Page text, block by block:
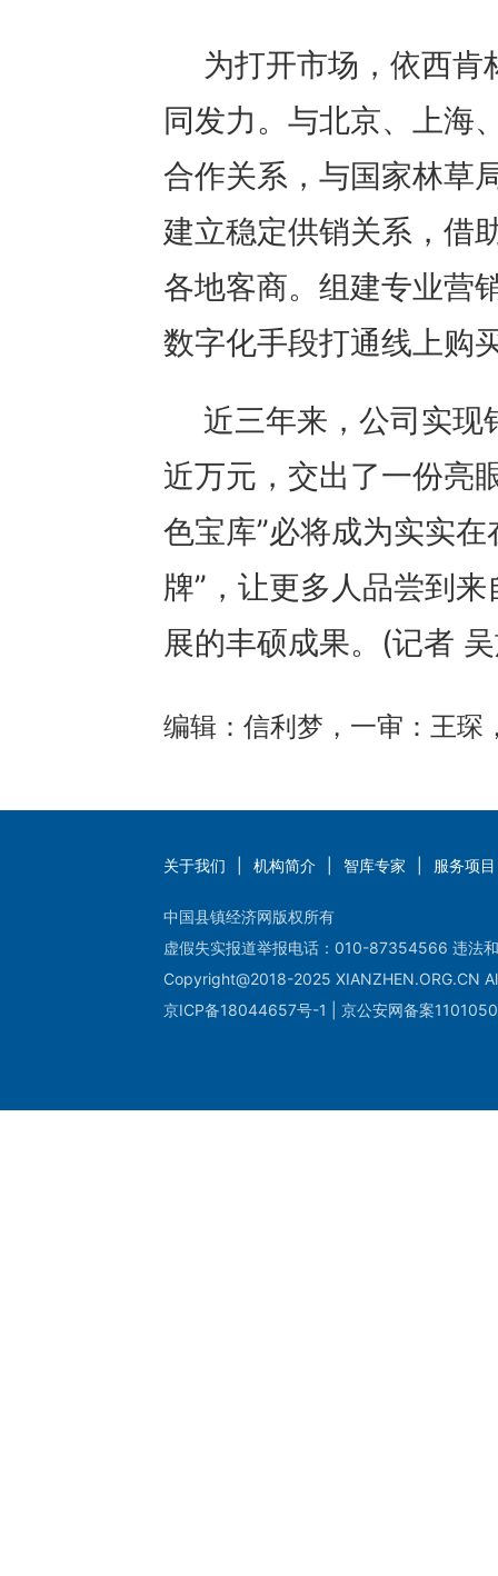
为打开市场，依西
同发力。与北京、上海
合作关系，与国家林草
建立稳定供销关系，借
各地客商。组建专业营
数字化手段打通线上购
近三年来，公司实
近万元，交出了一份亮
色宝库”必将成为实实
牌”，让更多人品尝到
展的丰硕成果。(记者
编辑：信利梦，一审：王琛
关于我们 机构简介 智库专家 服务项目
中国县镇经济网版权所有
虚假失实报道举报电话：010-87354566 违法
Copyright@2018-2025 XIANZHEN.ORG.CN
京ICP备18044657号-1 | 京公安网备案